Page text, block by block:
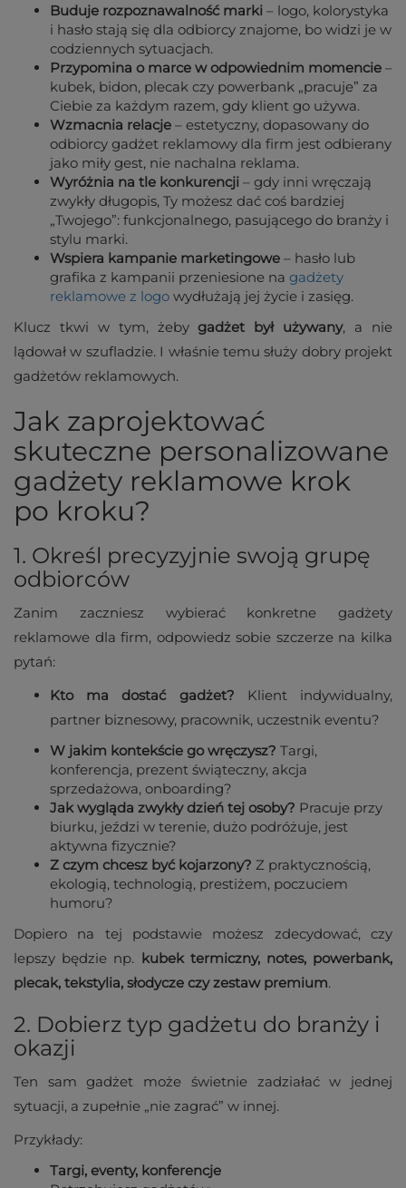
Buduje rozpoznawalność marki – logo, kolorystyka
i hasło stają się dla odbiorcy znajome, bo widzi je w
codziennych sytuacjach.
Przypomina o marce w odpowiednim momencie –
kubek, bidon, plecak czy powerbank „pracuje” za
Ciebie za każdym razem, gdy klient go używa.
Wzmacnia relacje – estetyczny, dopasowany do
odbiorcy gadżet reklamowy dla firm jest odbierany
jako miły gest, nie nachalna reklama.
Wyróżnia na tle konkurencji – gdy inni wręczają
zwykły długopis, Ty możesz dać coś bardziej
„Twojego”: funkcjonalnego, pasującego do branży i
stylu marki.
Wspiera kampanie marketingowe – hasło lub
grafika z kampanii przeniesione na gadżety
reklamowe z logo wydłużają jej życie i zasięg.
Klucz tkwi w tym, żebygadżet był używany, a nie
lądował w szufladzie. I właśnie temu służy dobry projekt
gadżetów reklamowych.
Jak zaprojektować
skuteczne personalizowane
gadżety reklamowe krok
po kroku?
1. Określ precyzyjnie swoją grupę
odbiorców
Zanim zaczniesz wybierać konkretne gadżety
reklamowe dla firm, odpowiedz sobie szczerze na kilka
pytań:
Kto ma dostać gadżet? Klient indywidualny,
partner biznesowy, pracownik, uczestnik eventu?
W jakim kontekście go wręczysz? Targi,
konferencja, prezent świąteczny, akcja
sprzedażowa, onboard­ing?
Jak wygląda zwykły dzień tej osoby? Pracuje przy
biurku, jeździ w terenie, dużo podróżuje, jest
aktywna fizycznie?
Z czym chcesz być kojarzony? Z praktycznością,
ekologią, technologią, prestiżem, poczuciem
humoru?
Dopiero na tej podstawie możesz zdecydować, czy
lepszy będzie np. kubek termiczny, notes, powerbank,
plecak, tekstylia, słodycze czy zestaw premium.
2. Dobierz typ gadżetu do branży i
okazji
Ten sam gadżet może świetnie zadziałać w jednej
sytuacji, a zupełnie „nie zagrać” w innej.
Przykłady:
Targi, eventy, konferencje